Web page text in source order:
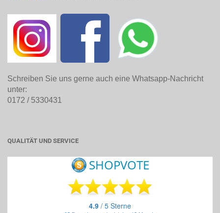
Schreiben Sie uns gerne auch eine Whatsapp-Nachricht
unter:
0172 / 5330431
QUALITÄT UND SERVICE